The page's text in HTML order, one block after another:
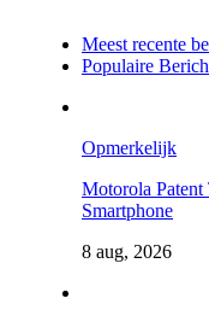
Meest recente
Populaire
Opmerkelijk
Motorola
Smartphone
8 aug, 2026